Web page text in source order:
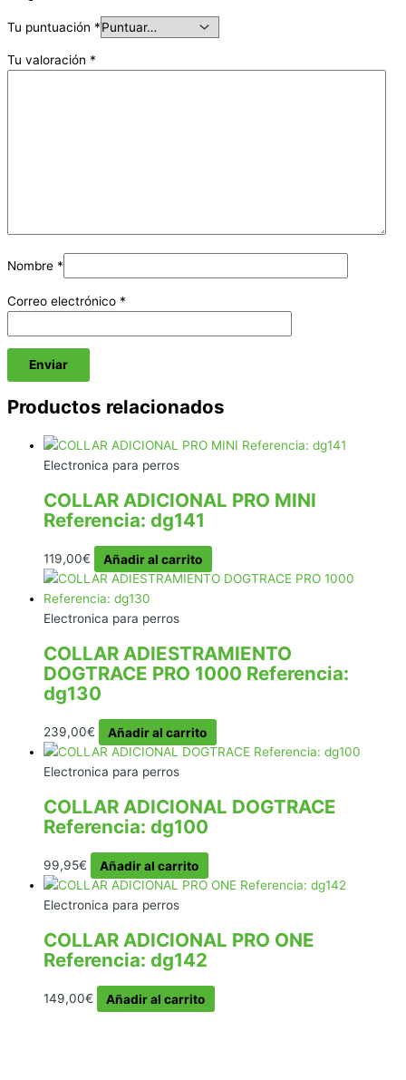
Tu puntuación *
Tu valoración *
Nombre *
Correo electrónico *
Productos relacionados
Electronica para perros
COLLAR ADICIONAL PRO MINI
Referencia: dg141
119,00€ Añadir al carrito
Electronica para perros
COLLAR ADIESTRAMIENTO
DOGTRACE PRO 1000 Referencia:
dg130
239,00€ Añadir al carrito
Electronica para perros
COLLAR ADICIONAL DOGTRACE
Referencia: dg100
99,95€ Añadir al carrito
Electronica para perros
COLLAR ADICIONAL PRO ONE
Referencia: dg142
149,00€ Añadir al carrito